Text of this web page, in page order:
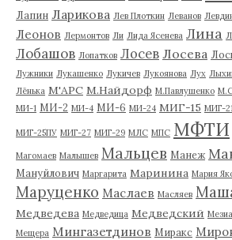
Лапин Ларикова Лев Плоткин Леванов
Леонов Лермонтов Ли Лида Ясенева Лина
Лобашов Лопатков Лосев Лосева
Лужники Лукашенко Лукичев Лукоянова Лух
Лёнька М'АРС М.Найдорф М.Павлушенко
МИ-1 МИ-2 МИ-4 МИ-6 МИ-24 МИГ-15 МИГ-21
МИГ-25ПУ МИГ-27 МИГ-29 МЛС МПС МФТИ
Магомаев Малышев Мальцев Манеж
Мануйлович Маргарита Маринина Мария
Маруценко Маслаев Масляев
Медведева Медведица Медведский
Мещера Мингазетдинов Миракс